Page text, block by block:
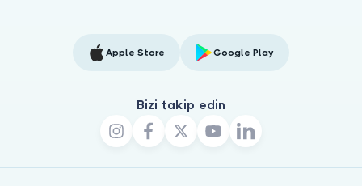
Apple Store Google Play
Bizi takip edin